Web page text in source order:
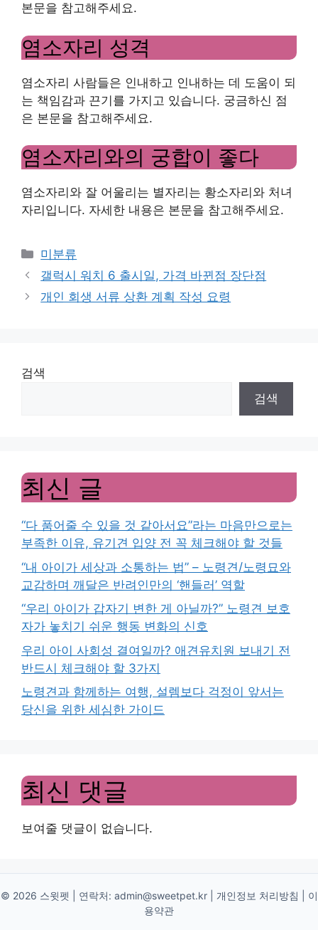
본문을 참고해주세요.
염소자리 성격
염소자리 사람들은 인내하고 인내하는 데 도움이 되
는 책임감과 끈기를 가지고 있습니다. 궁금하신 점
은 본문을 참고해주세요.
염소자리와의 궁합이 좋다
염소자리와 잘 어울리는 별자리는 황소자리와 처녀
자리입니다. 자세한 내용은 본문을 참고해주세요.
Categories
미분류
갤럭시 워치 6 출시일, 가격 바뀐점 장단점
개인 회생 서류 상환 계획 작성 요령
검색
검색
최신 글
“다 품어줄 수 있을 것 같아서요”라는 마음만으로는
부족한 이유, 유기견 입양 전 꼭 체크해야 할 것들
“내 아이가 세상과 소통하는 법” – 노령견/노령묘와
교감하며 깨달은 반려인만의 ‘핸들러’ 역할
“우리 아이가 갑자기 변한 게 아닐까?” 노령견 보호
자가 놓치기 쉬운 행동 변화의 신호
우리 아이 사회성 결여일까? 애견유치원 보내기 전
반드시 체크해야 할 3가지
노령견과 함께하는 여행, 설렘보다 걱정이 앞서는
당신을 위한 세심한 가이드
최신 댓글
보여줄 댓글이 없습니다.
© 2026 스윗펫 | 연락처: admin@sweetpet.kr| 개인정보 처리방침
이
용약관